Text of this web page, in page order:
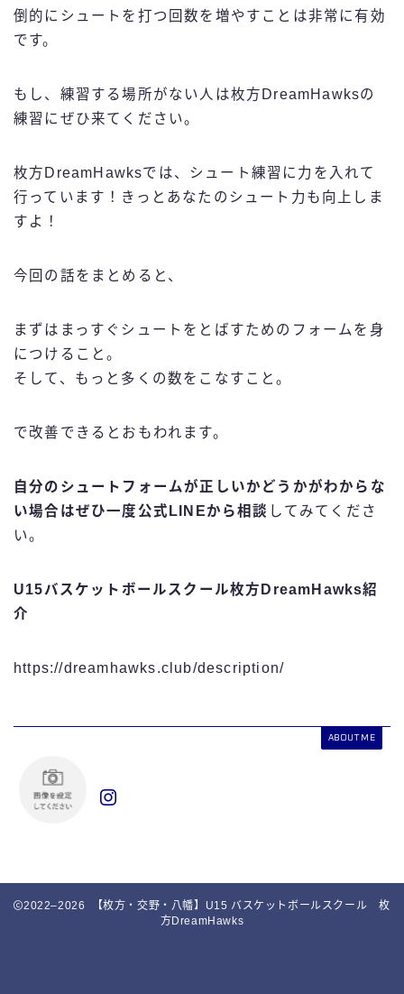
倒的にシュートを打つ回数を増やすことは非常に有効
です。
もし、練習する場所がない人は枚方DreamHawksの
練習にぜひ来てください。
枚方DreamHawksでは、シュート練習に力を入れて
行っています！きっとあなたのシュート力も向上しま
すよ！
今回の話をまとめると、
まずはまっすぐシュートをとばすためのフォームを身
につけること。
そして、もっと多くの数をこなすこと。
で改善できるとおもわれます。
自分のシュートフォームが正しいかどうかがわからな
い場合はぜひ一度公式LINEから相談 してみてくださ
い。
U15バスケットボールスクール枚方DreamHawks紹
介
https://dreamhawks.club/description/
ABOUT ME
2022–2026 【枚方・交野・八幡】U15 バスケットボールスクール 枚
方DreamHawks